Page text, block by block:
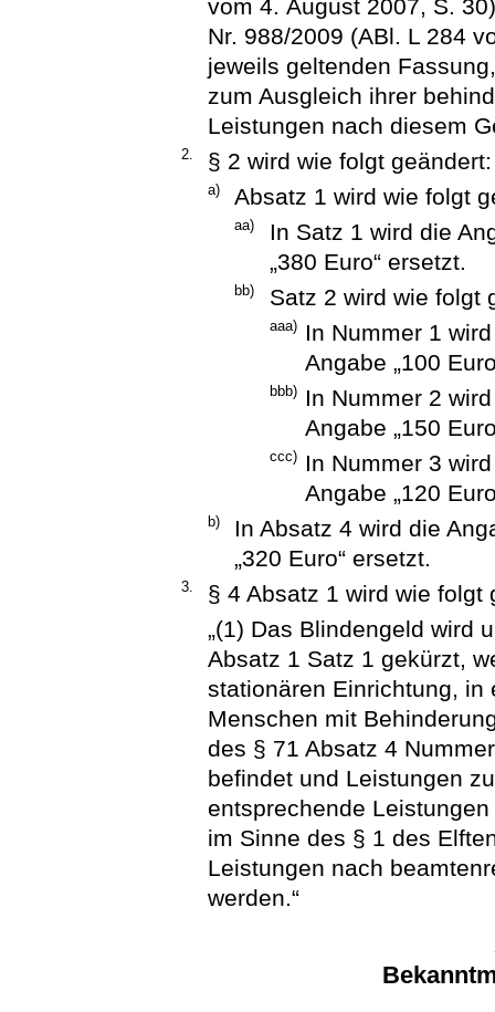
vom 4. August 2007, S.
Nr. 988/2009 (ABl. L 284
jeweils geltenden
zum Ausgleich ihrer
Leistungen nach diesem
2. § 2 wird wie folgt geändert:
a) Absatz 1 wird wie folgt
aa)
In Satz 1 wird die
„380 Euro“ ersetzt.
bb) Satz 2 wird wie folgt
aaa) In Nummer 1
Angabe „100
bbb) In Nummer 2
Angabe „150
ccc) In Nummer 3
Angabe „120
b)
In Absatz 4 wird die
„320 Euro“ ersetzt.
3.
§ 4 Absatz 1 wird wie folgt
„(1) Das Blindengeld wird
Absatz 1 Satz 1 gekürzt,
stationären Einrichtung, in
Menschen mit
des § 71 Absatz 4
befindet und Leistungen
entsprechende
im Sinne des § 1 des
Leistungen nach
werden.“